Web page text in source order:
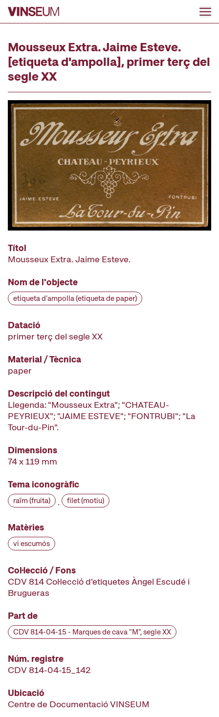
Anar al contingut
Mousseux Extra. Jaime Esteve.
[etiqueta d'ampolla], primer terç del
segle XX
Títol
Mousseux Extra. Jaime Esteve.
Nom de l'objecte
etiqueta d'ampolla (etiqueta de paper)
Datació
primer terç del segle XX
Material / Tècnica
paper
Descripció del contingut
Llegenda: "Mousseux Extra"; "CHATEAU-
PEYRIEUX"; "JAIME ESTEVE"; "FONTRUBI"; "La
Tour-du-Pin".
Dimensions
74 x 119 mm
Tema iconogràfic
raïm (fruita) · filet (motiu)
Matèries
vi escumós
Col·lecció / Fons
CDV 814 Col·lecció d'etiquetes Àngel Escudé i
Brugueras
Part de
CDV 814-04-15 - Marques de cava "M", segle XX
Núm. registre
CDV 814-04-15_142
Ubicació
Centre de Documentació VINSEUM